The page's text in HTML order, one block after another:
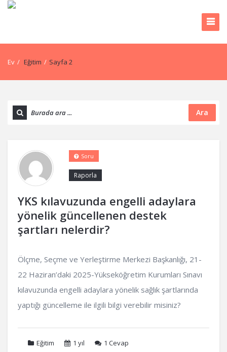
Ev / Eğitim / Sayfa 2
Ara
YKS kılavuzunda engelli adaylara
yönelik güncellenen destek
şartları nelerdir?
Raporla
Soru
Ölçme, Seçme ve Yerleştirme Merkezi Başkanlığı, 21-
22 Haziran’daki 2025-Yükseköğretim Kurumları Sınavı
kılavuzunda engelli adaylara yönelik sağlık şartlarında
yaptığı güncelleme ile ilgili bilgi verebilir misiniz?
Eğitim 1 yıl 1 Cevap